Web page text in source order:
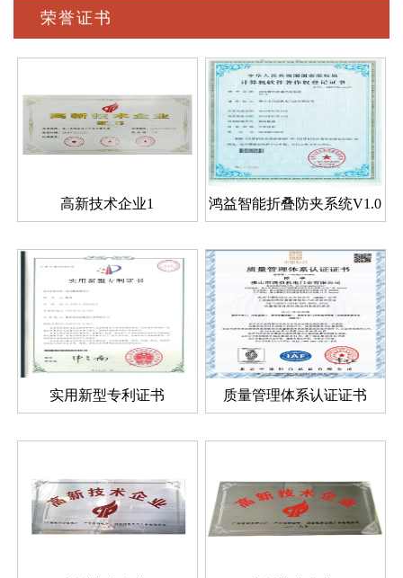
荣誉证书
高新技术企业1 鸿益智能折叠防夹系统V1.0
实用新型专利证书 质量管理体系认证证书